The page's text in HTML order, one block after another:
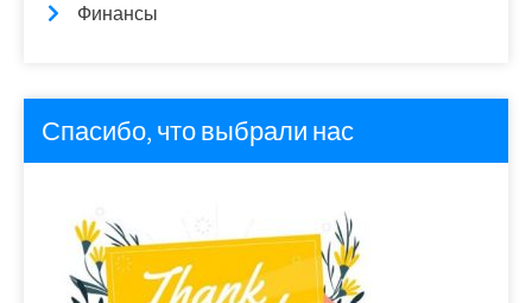
Финансы
Спасибо, что выбрали нас